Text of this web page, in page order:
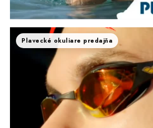
Plavecké okuliare predajňa